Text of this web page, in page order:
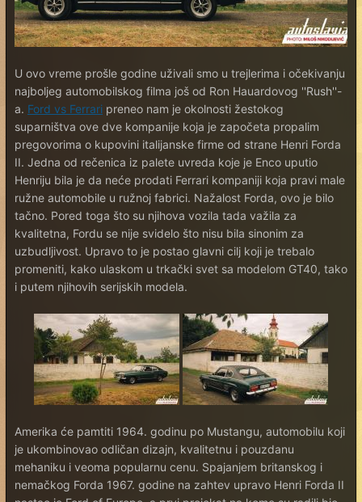
U ovo vreme prošle godine uživali smo u trejlerima i očekivanju
najboljeg automobilskog filma još od Ron Hauardovog ''Rush''-
a. Ford vs Ferrari preneo nam je okolnosti žestokog
suparništva ove dve kompanije koja je započeta propalim
pregovorima o kupovini italijanske firme od strane Henri Forda
II. Jedna od rečenica iz palete uvreda koje je Enco uputio
Henriju bila je da neće prodati Ferrari kompaniji koja pravi male
ružne automobile u ružnoj fabrici. Nažalost Forda, ovo je bilo
tačno. Pored toga što su njihova vozila tada važila za
kvalitetna, Fordu se nije svidelo što nisu bila sinonim za
uzbudljivost. Upravo to je postao glavni cilj koji je trebalo
promeniti, kako ulaskom u trkački svet sa modelom GT40, tako
i putem njihovih serijskih modela.
Amerika će pamtiti 1964. godinu po Mustangu, automobilu koji
je ukombinovao odličan dizajn, kvalitetnu i pouzdanu
mehaniku i veoma popularnu cenu. Spajanjem britanskog i
nemačkog Forda 1967. godine na zahtev upravo Henri Forda II